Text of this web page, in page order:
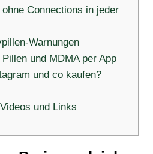
Connections in jeder
Warnungen
und MDMA per App
und co kaufen?
und Links